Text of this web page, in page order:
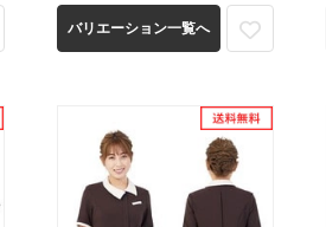
バリエーション一覧へ